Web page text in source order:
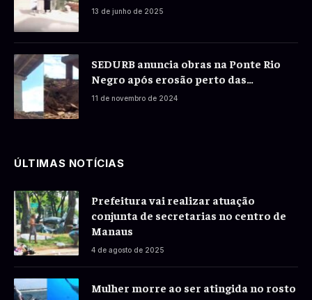
13 de junho de 2025
SEDURB anuncia obras na Ponte Rio
Negro após erosão perto das
fundações
11 de novembro de 2024
ÚLTIMAS NOTÍCIAS
Prefeitura vai realizar atuação
conjunta de secretarias no centro de
Manaus
4 de agosto de 2025
Mulher morre ao ser atingida no rosto